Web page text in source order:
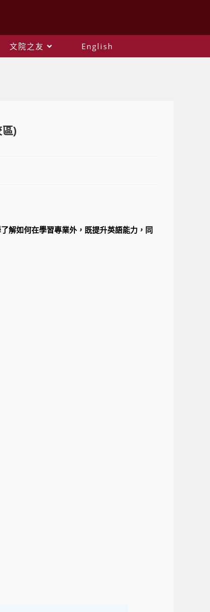
文院之友 English
)
解如何在學習專業外，既提升英語能力，同